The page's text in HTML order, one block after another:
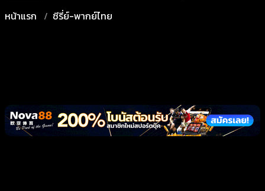
หน้าแรก
ซีรี่ย์-พากย์ไทย